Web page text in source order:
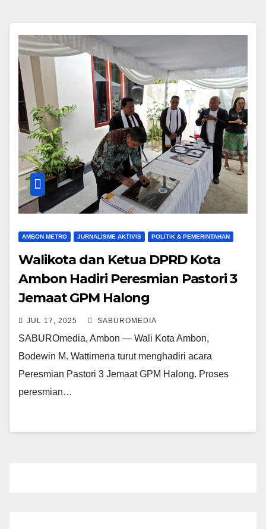
AMBON METRO JURNALISME AKTIVIS POLITIK & PEMERINTAHAN
Walikota dan Ketua DPRD Kota
Ambon Hadiri Peresmian Pastori 3
Jemaat GPM Halong
JUL 17, 2025 SABUROMEDIA
SABUROmedia, Ambon — Wali Kota Ambon,
Bodewin M. Wattimena turut menghadiri acara
Peresmian Pastori 3 Jemaat GPM Halong. Proses
peresmian…